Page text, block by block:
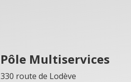
Pôle Multiservices
330 route de Lodève